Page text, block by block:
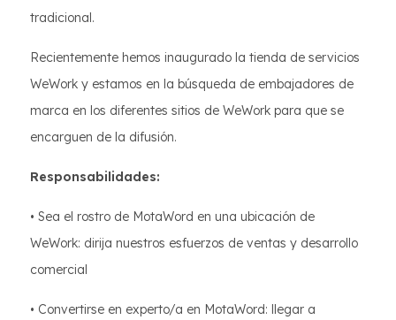
tradicional.
Recientemente hemos inaugurado la tienda de servicios
WeWork y estamos en la búsqueda de embajadores de
marca en los diferentes sitios de WeWork para que se
encarguen de la difusión.
Responsabilidades:
• Sea el rostro de MotaWord en una ubicación de
WeWork: dirija nuestros esfuerzos de ventas y desarrollo
comercial
• Convertirse en experto/a en MotaWord: llegar a